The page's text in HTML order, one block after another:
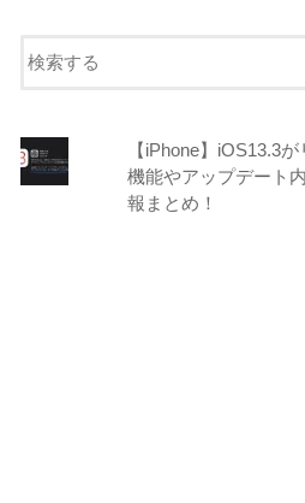
【iPhone】iOS13.3
機能やアップデート
報まとめ！